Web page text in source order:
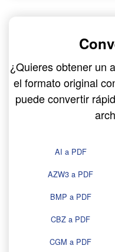
¿Quieres obtener un
el formato original
puede convertir
AI a PDF
AZW3 a PDF
BMP a PDF
CBZ a PDF
CGM a PDF